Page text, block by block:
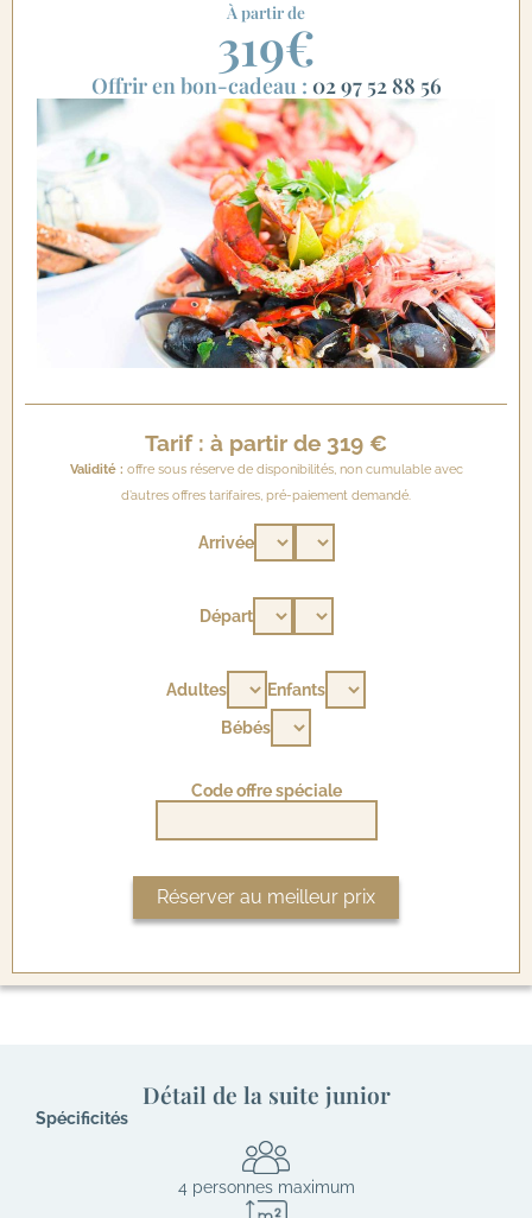
À partir de
319€
Offrir en bon-cadeau : 02 97 52 88 56
Tarif : à partir de 319 €
Validité : offre sous réserve de disponibilités, non cumulable avec
d’autres offres tarifaires, pré-paiement demandé.
Arrivée
Départ
Adultes
Enfants
Bébés
Code offre spéciale
Détail de la suite junior
Spécificités
4 personnes maximum